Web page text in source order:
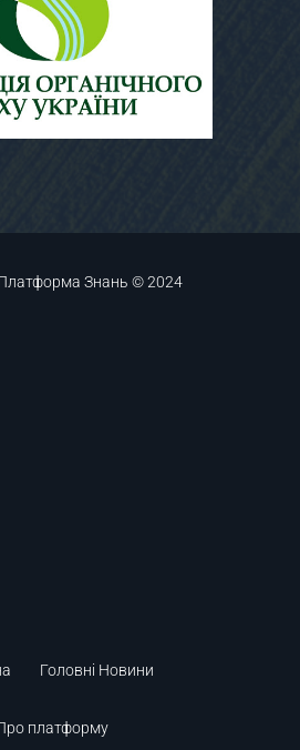
Знань © 2024
Головні Новини
платформу